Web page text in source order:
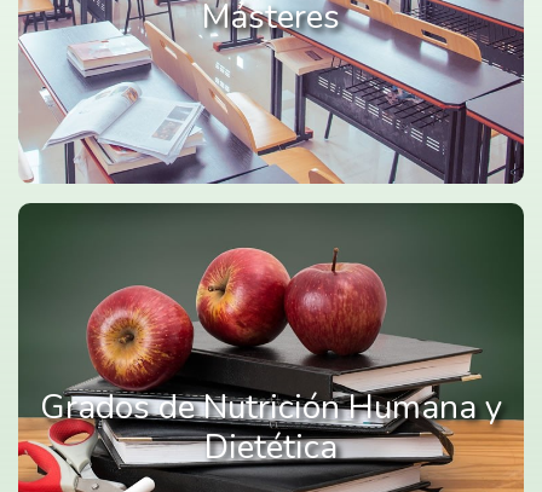
Másteres
Grados de Nutrición Humana y
Dietética